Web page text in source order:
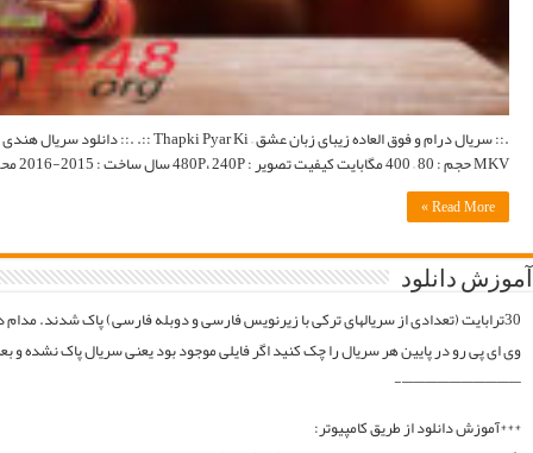
.:: سریال درام و فوق العاده زیبای زبان عشق – Thapki Pyar Ki ::. .:: دانلود سریال هندی زبان عشق با دوبله فارسی و لینک مستقیم ::. اطلاعات کامل : وبسایت رسمی | Wikipedia | تماشای آنلاین فرمت : MP4,
فایلارو گیر آوردیم دوباره آپلود میکنیم. قبل از خرید کردن اول فولدر سریال در سرور